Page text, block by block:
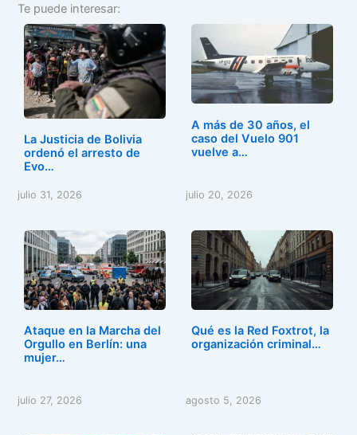
c
e
b
o
o
k
st
o
d
o
n
ai
l
m
p
ar
tir
Te puede interesar:
La Justicia de Bolivia
ordenó el arresto de
Evo…
julio 31, 2026
A más de 30 años, el
caso del Vuelo 901
vuelve a…
julio 20, 2026
Ataque en la Marcha del
Orgullo en Berlín: una
mujer…
julio 27, 2026
Qué es la Red Foxtrot, la
organización criminal…
agosto 5, 2026